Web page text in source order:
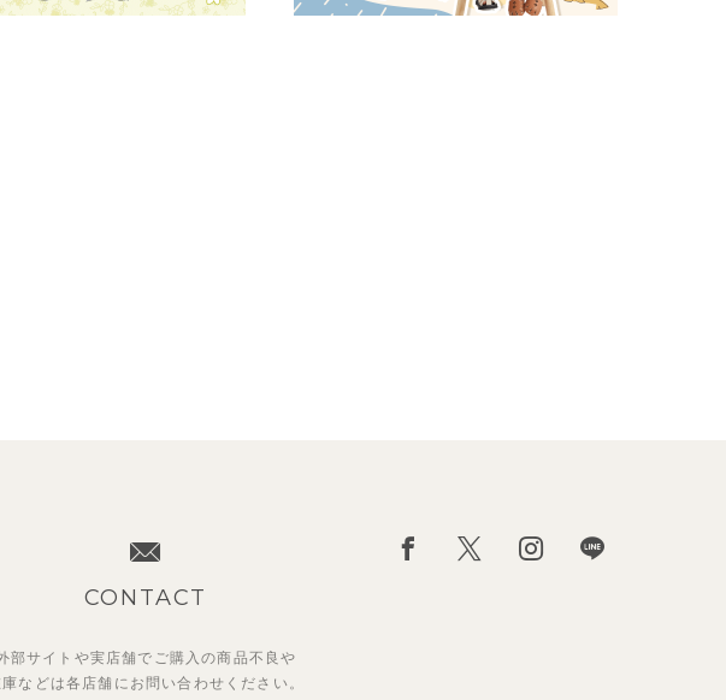
CONTACT
部サイトや実店舗でご購入の商品不良や
などは各店舗に お問い合わせください。